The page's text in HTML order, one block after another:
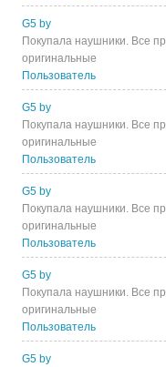
G5 by
Покупала наушники. Все
оригинальные
Пользователь
G5 by
Покупала наушники. Все
оригинальные
Пользователь
G5 by
Покупала наушники. Все
оригинальные
Пользователь
G5 by
Покупала наушники. Все
оригинальные
Пользователь
G5 by